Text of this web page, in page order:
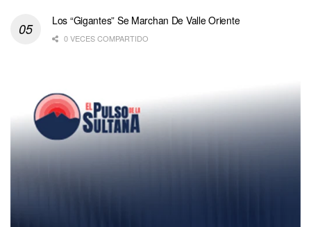
Los “Gigantes” Se Marchan De Valle Oriente
0 VECES COMPARTIDO